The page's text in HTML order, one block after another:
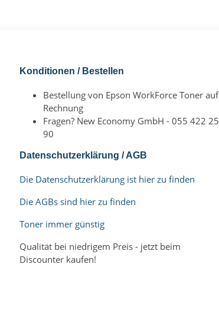
Konditionen / Bestellen
Bestellung von Epson WorkForce Toner auf
Rechnung
Fragen? New Economy GmbH - 055 422 25
90
Datenschutzerklärung / AGB
Die Datenschutzerklärung ist hier zu finden
Die AGBs sind hier zu finden
Toner immer günstig
Qualität bei niedrigem Preis - jetzt beim
Discounter kaufen!